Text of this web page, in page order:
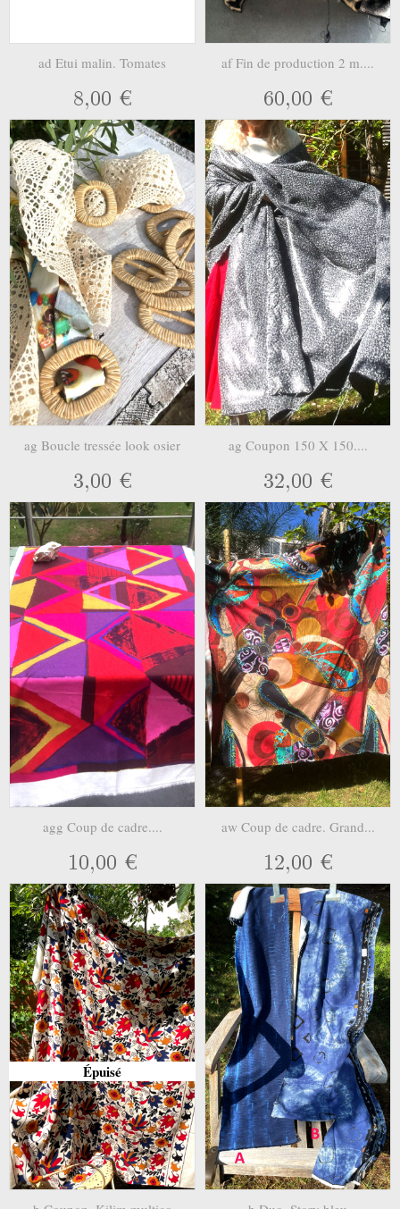
ad Etui malin. Tomates
8,00 €
af Fin de production 2 m....
60,00 €
ag Boucle tressée look osier
3,00 €
ag Coupon 150 X 150....
32,00 €
agg Coup de cadre....
10,00 €
aw Coup de cadre. Grand...
12,00 €
Épuisé